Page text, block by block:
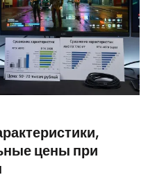
цены при